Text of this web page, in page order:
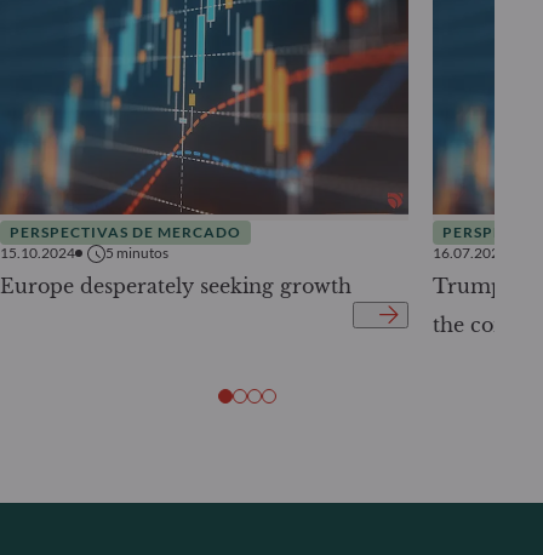
PERSPECTIVAS DE MERCADO
15.10.2024
5 minutos
Europe desperately seeking growth
16.07.2024
Trump
the